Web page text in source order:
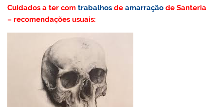
Cuidados a ter comtrabalhos deamarração de Santeria
– recomendações usuais: